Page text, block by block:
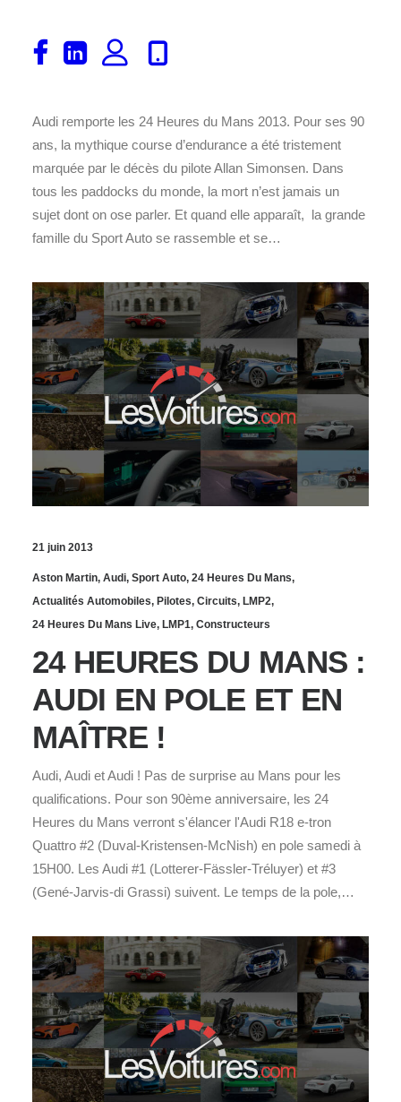
D’AUDI ET DES
Audi remporte les 24 Heures du Mans 2013. Pour ses 90
ans, la mythique course d’endurance a été tristement
marquée par le décès du pilote Allan Simonsen. Dans
tous les paddocks du monde, la mort n’est jamais un
sujet dont on ose parler. Et quand elle apparaît, la grande
famille du Sport Auto se rassemble et se…
21 juin 2013
Aston Martin, Audi, Sport Auto, 24 Heures Du Mans,
Actualités Automobiles, Pilotes, Circuits, LMP2,
24 Heures Du Mans Live, LMP1, Constructeurs
24 HEURES DU MANS :
AUDI EN POLE ET EN
MAÎTRE !
Audi, Audi et Audi ! Pas de surprise au Mans pour les
qualifications. Pour son 90ème anniversaire, les 24
Heures du Mans verront s'élancer l'Audi R18 e-tron
Quattro #2 (Duval-Kristensen-McNish) en pole samedi à
15H00. Les Audi #1 (Lotterer-Fässler-Tréluyer) et #3
(Gené-Jarvis-di Grassi) suivent. Le temps de la pole,…